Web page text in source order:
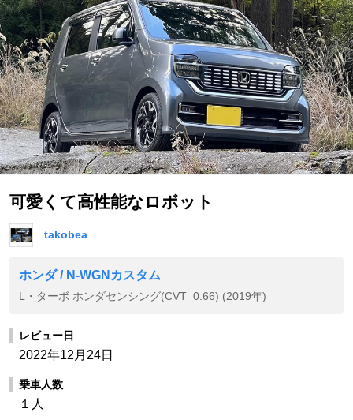
可愛くて高性能なロボット
takobea
ホンダ / N-WGNカスタム
L・ターボ ホンダセンシング(CVT_0.66) (2019年)
レビュー日
2022年12月24日
乗車人数
１人